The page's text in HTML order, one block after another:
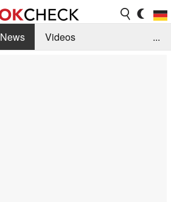
News
Videos
...